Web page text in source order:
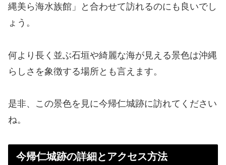
縄美ら海水族館」と合わせて訪れるのにも良いでし
ょう。
何より長く並ぶ石垣や綺麗な海が見える景色は沖縄
らしさを象徴する場所とも言えます。
是非、この景色を見に今帰仁城跡に訪れてください
ね。
今帰仁城跡の詳細とアクセス方法